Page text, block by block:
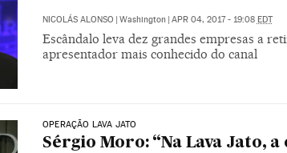
NICOLÁS ALONSO | Washington | APR 04, 2017 - 19:08 EDT
Escândalo leva dez grandes empresas a
apresentador mais conhecido do canal
OPERAÇÃO LAVA JATO
Sérgio Moro: “Na Lava Jato,